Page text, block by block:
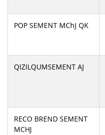
POP SEMENT MChJ QK
QIZILQUMSEMENT АJ
RECO BREND SEMENT
MCHJ